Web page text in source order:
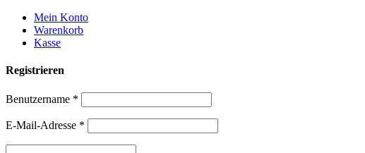
Weiter
zum
Inhalt
Mein Konto
Warenkorb
Kasse
Registrieren
Benutzername *
E-Mail-Adresse *